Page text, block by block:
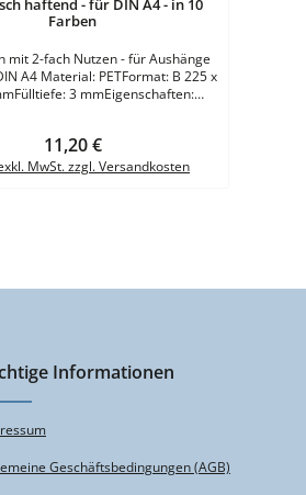
haftend - für DIN A4 - in 10
Farben
mit 2-fach Nutzen - für Aushänge
B 225 x
3 mmEigenschaften:
Weiss - Gelb - Orange - Rot - Blau -
- Grau - Schwarz - Silber VE = 1
Regulärer Preis:
11,20 €
MwSt. zzgl. Versandkosten
Informationen
Geschäftsbedingungen (AGB)